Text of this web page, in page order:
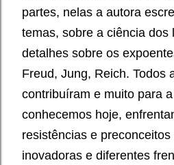
partes, nelas a autora
temas, sobre a ciência dos
detalhes sobre os
Freud, Jung, Reich. Todos
contribuíram e muito para
conhecemos hoje,
resistências e
inovadoras e diferentes